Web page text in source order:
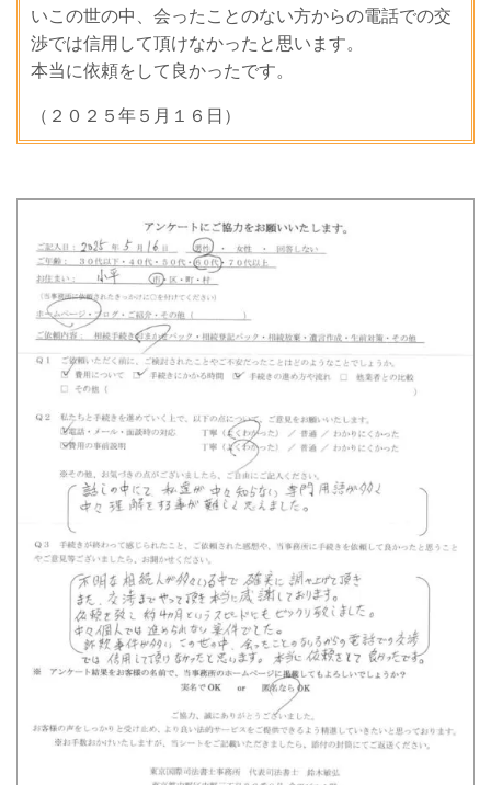
いこの世の中、会ったことのない方からの電話での交
渉では信用して頂けなかったと思います。
本当に依頼をして良かったです。
（２０２５年５月１６日）